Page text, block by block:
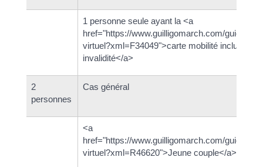
1 personne seule ayant la <a
href="https://www.guilligomarch.com/guichet-
virtuel?xml=F34049">carte mobilité inclusion
invalidité</a>
2
personnes
Cas général
<a
href="https://www.guilligomarch.com/guichet-
virtuel?xml=R46620">Jeune couple</a>